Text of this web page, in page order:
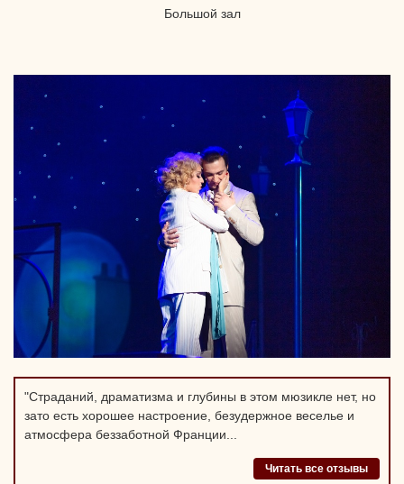
Большой зал
"Страданий, драматизма и глубины в этом мюзикле нет, но
зато есть хорошее настроение, безудержное веселье и
атмосфера беззаботной Франции...
Читать все отзывы